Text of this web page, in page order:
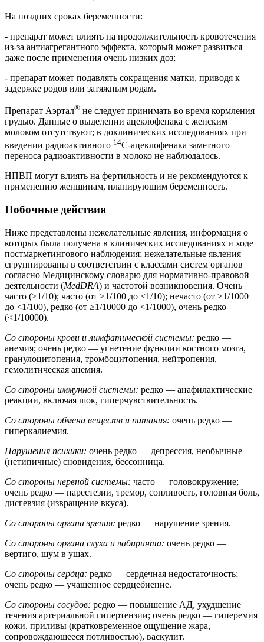
На поздних сроках беременности:
- препарат может влиять на продолжительность кровотечения
из-за антиагрегантного эффекта, который может развиться
даже после применения очень низких доз;
- препарат может подавлять сокращения матки, приводя к
задержке родов или затяжным родам.
Препарат Аэртал® не следует принимать во время кормления
грудью. Данные о выделении ацеклофенака с женским
молоком отсутствуют; в доклинических исследованиях при
введении радиоактивного 14С-ацеклофенака заметного
переноса радиоактивности в молоко не наблюдалось.
НПВП могут влиять на фертильность и не рекомендуются к
применению женщинам, планирующим беременность.
Побочные действия
Ниже представлены нежелательные явления, информация о
которых была получена в клинических исследованиях и ходе
постмаркетингового наблюдения; нежелательные явления
сгруппированы в соответствии с классами систем органов
согласно Медицинскому словарю для нормативно-правовой
деятельности (MedDRA) и частотой возникновения. Очень
часто (≥1/10); часто (от ≥1/100 до <1/10); нечасто (от ≥1/1000
до <1/100), редко (от ≥1/10000 до <1/1000), очень редко
(<1/10000).
Со стороны крови и лимфатической системы: редко —
анемия; очень редко — угнетение функции костного мозга,
гранулоцитопения, тромбоцитопения, нейтропения,
гемолитическая анемия.
Со стороны иммунной системы: редко — анафилактические
реакции, включая шок, гиперчувствительность.
Со стороны обмена веществ и питания: очень редко —
гиперкалиемия.
Нарушения психики: очень редко — депрессия, необычные
(нетипичные) сновидения, бессонница.
Со стороны нервной системы: часто — головокружение;
очень редко — парестезии, тремор, сонливость, головная боль,
дисгевзия (извращение вкуса).
Со стороны органа зрения: редко — нарушение зрения.
Со стороны органа слуха и лабиринта: очень редко —
вертиго, шум в ушах.
Со стороны сердца: редко — сердечная недостаточность;
очень редко — учащенное сердцебиение.
Со стороны сосудов: редко — повышение АД, ухудшение
течения артериальной гипертензии; очень редко — гиперемия
кожи, приливы (кратковременное ощущение жара,
сопровождающееся потливостью), васкулит.